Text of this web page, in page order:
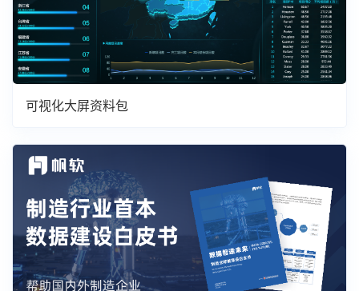
可视化大屏资料包